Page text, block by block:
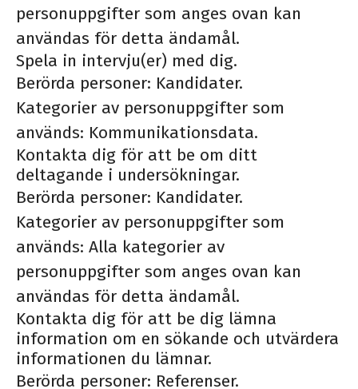
personuppgifter som anges ovan kan
användas för detta ändamål.
Spela in intervju(er) med dig.
Berörda personer: Kandidater.
Kategorier av personuppgifter som
används: Kommunikationsdata.
Kontakta dig för att be om ditt
deltagande i undersökningar.
Berörda personer: Kandidater.
Kategorier av personuppgifter som
används: Alla kategorier av
personuppgifter som anges ovan kan
användas för detta ändamål.
Kontakta dig för att be dig lämna
information om en sökande och utvärdera
informationen du lämnar.
Berörda personer: Referenser.